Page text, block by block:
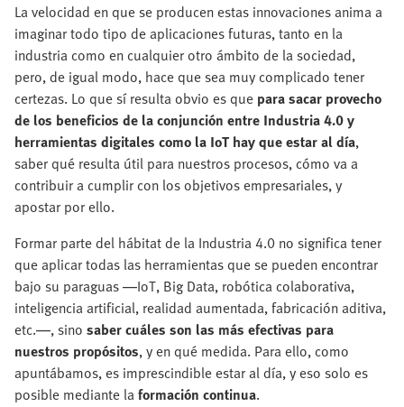
La velocidad en que se producen estas innovaciones anima a
imaginar todo tipo de aplicaciones futuras, tanto en la
industria como en cualquier otro ámbito de la sociedad,
pero, de igual modo, hace que sea muy complicado tener
certezas. Lo que sí resulta obvio es que para sacar provecho
de los beneficios de la conjunción entre Industria 4.0 y
herramientas digitales como la IoT hay que estar al día,
saber qué resulta útil para nuestros procesos, cómo va a
contribuir a cumplir con los objetivos empresariales, y
apostar por ello.
Formar parte del hábitat de la Industria 4.0 no significa tener
que aplicar todas las herramientas que se pueden encontrar
bajo su paraguas —IoT, Big Data, robótica colaborativa,
inteligencia artificial, realidad aumentada, fabricación aditiva,
etc.—, sino saber cuáles son las más efectivas para
nuestros propósitos, y en qué medida. Para ello, como
apuntábamos, es imprescindible estar al día, y eso solo es
posible mediante laformación continua.